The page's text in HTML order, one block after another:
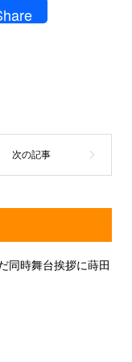
同時舞台挨拶に蒔田